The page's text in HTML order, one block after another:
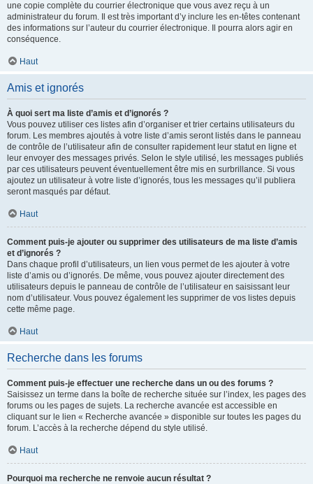
une copie complète du courrier électronique que vous avez reçu à un
administrateur du forum. Il est très important d’y inclure les en-têtes contenant
des informations sur l’auteur du courrier électronique. Il pourra alors agir en
conséquence.
Haut
Amis et ignorés
À quoi sert ma liste d’amis et d’ignorés ?
Vous pouvez utiliser ces listes afin d’organiser et trier certains utilisateurs du
forum. Les membres ajoutés à votre liste d’amis seront listés dans le panneau
de contrôle de l’utilisateur afin de consulter rapidement leur statut en ligne et
leur envoyer des messages privés. Selon le style utilisé, les messages publiés
par ces utilisateurs peuvent éventuellement être mis en surbrillance. Si vous
ajoutez un utilisateur à votre liste d’ignorés, tous les messages qu’il publiera
seront masqués par défaut.
Haut
Comment puis-je ajouter ou supprimer des utilisateurs de ma liste d’amis
et d’ignorés ?
Dans chaque profil d’utilisateurs, un lien vous permet de les ajouter à votre
liste d’amis ou d’ignorés. De même, vous pouvez ajouter directement des
utilisateurs depuis le panneau de contrôle de l’utilisateur en saisissant leur
nom d’utilisateur. Vous pouvez également les supprimer de vos listes depuis
cette même page.
Haut
Recherche dans les forums
Comment puis-je effectuer une recherche dans un ou des forums ?
Saisissez un terme dans la boîte de recherche située sur l’index, les pages des
forums ou les pages de sujets. La recherche avancée est accessible en
cliquant sur le lien « Recherche avancée » disponible sur toutes les pages du
forum. L’accès à la recherche dépend du style utilisé.
Haut
Pourquoi ma recherche ne renvoie aucun résultat ?